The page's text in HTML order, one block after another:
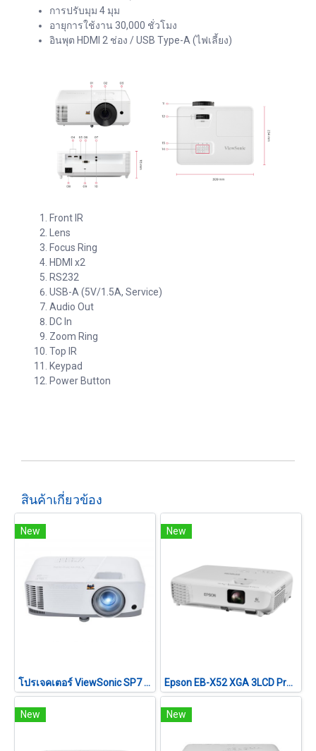
การปรับมุม 4 มุม
อายุการใช้งาน 30,000 ชั่วโมง
อินพุต HDMI 2 ช่อง / USB Type-A (ไฟเลี้ยง)
Front IR
Lens
Focus Ring
HDMI x2
RS232
USB-A (5V/1.5A, Service)
Audio Out
DC In
Zoom Ring
Top IR
Keypad
Power Button
สินค้าเกี่ยวข้อง
New
โปรเจคเตอร์ ViewSonic SP7 (4800 lm/WXGA)
New
Epson EB-X52 XGA 3LCD Projector (3,800 lumens)
New New